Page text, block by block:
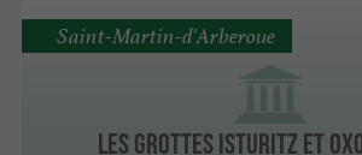
LES GROTTES ISTURITZ ET
Saint-Martin-d'Arberoue